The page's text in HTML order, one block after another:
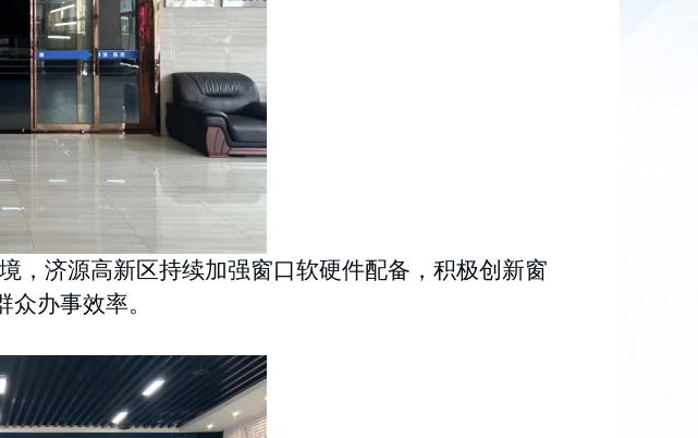
，济源高新区持续加强窗口软硬件配备，积极创新窗
办事效率。